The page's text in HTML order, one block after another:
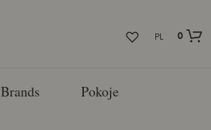
PL
0
Brands Pokoje